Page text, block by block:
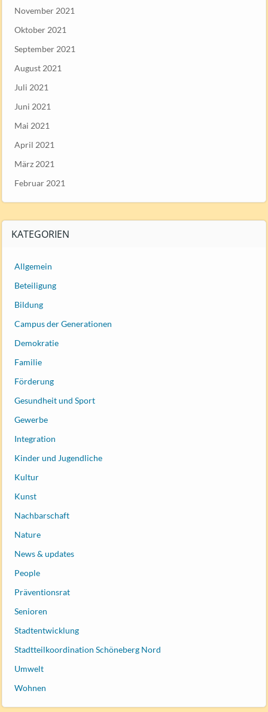
November 2021
Oktober 2021
September 2021
August 2021
Juli 2021
Juni 2021
Mai 2021
April 2021
März 2021
Februar 2021
KATEGORIEN
Allgemein
Beteiligung
Bildung
Campus der Generationen
Demokratie
Familie
Förderung
Gesundheit und Sport
Gewerbe
Integration
Kinder und Jugendliche
Kultur
Kunst
Nachbarschaft
Nature
News & updates
People
Präventionsrat
Senioren
Stadtentwicklung
Stadtteilkoordination Schöneberg Nord
Umwelt
Wohnen